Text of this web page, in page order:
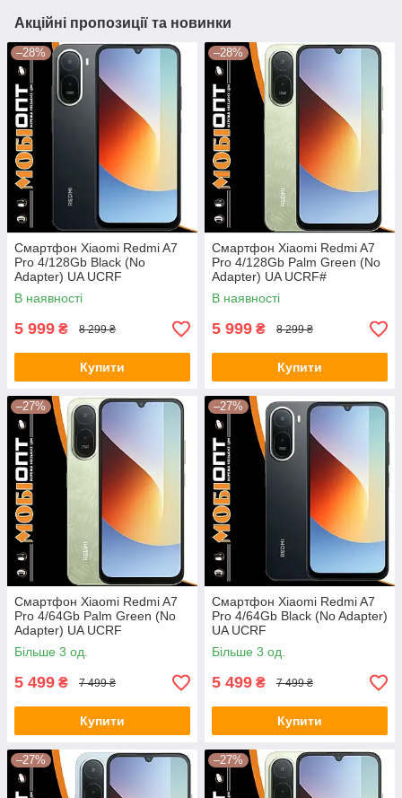
Акційні пропозиції та новинки
–28%
Смартфон Xiaomi Redmi A7
Pro 4/128Gb Black (No
Adapter) UA UCRF
В наявності
5 999 ₴ 8 299 ₴
Купити
–28%
Смартфон Xiaomi Redmi A7
Pro 4/128Gb Palm Green (No
Adapter) UA UCRF#
В наявності
5 999 ₴ 8 299 ₴
Купити
–27%
Смартфон Xiaomi Redmi A7
Pro 4/64Gb Palm Green (No
Adapter) UA UCRF
Більше 3 од.
5 499 ₴ 7 499 ₴
Купити
–27%
Смартфон Xiaomi Redmi A7
Pro 4/64Gb Black (No Adapter)
UA UCRF
Більше 3 од.
5 499 ₴ 7 499 ₴
Купити
–27% –27%